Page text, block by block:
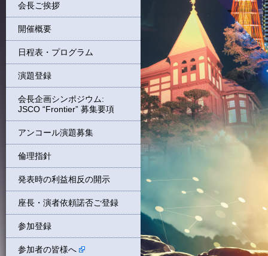
会長ご挨拶
開催概要
日程表・プログラム
演題登録
会長企画シンポジウム:
JSCO “Frontier” 募集要項
アンコール演題募集
倫理指針
発表時の利益相反の開示
座長・演者依頼諾否ご登録
参加登録
参加者の皆様へ